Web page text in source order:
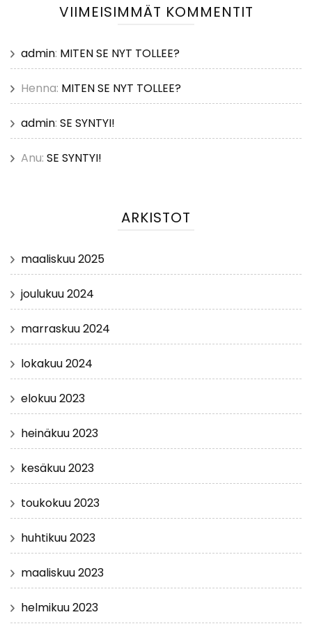
VIIMEISIMMÄT KOMMENTIT
admin: MITEN SE NYT TOLLEE?
Henna: MITEN SE NYT TOLLEE?
admin: SE SYNTYI!
Anu: SE SYNTYI!
ARKISTOT
maaliskuu 2025
joulukuu 2024
marraskuu 2024
lokakuu 2024
elokuu 2023
heinäkuu 2023
kesäkuu 2023
toukokuu 2023
huhtikuu 2023
maaliskuu 2023
helmikuu 2023